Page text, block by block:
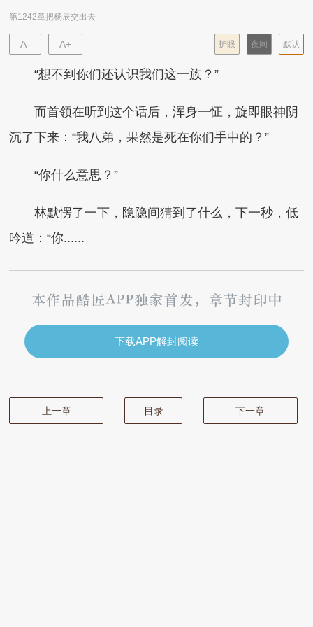
第1242章把杨辰交出去
A- A+ 默认
夜间
护眼
“想不到你们还认识我们这一族？”
而首领在听到这个话后，浑身一怔，旋即眼神阴
沉了下来：“我八弟，果然是死在你们手中的？”
“你什么意思？”
林默愣了一下，隐隐间猜到了什么，下一秒，低
吟道：“你......
下载APP解封阅读
上一章 目录 下一章